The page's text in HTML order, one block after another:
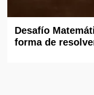
Desafío
forma de